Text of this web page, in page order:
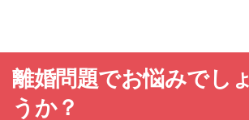
離婚問題でお悩みでしょ
うか？